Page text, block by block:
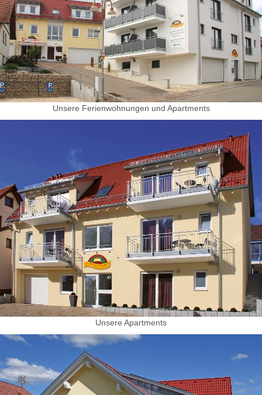
Unsere Ferienwohnungen und Apartments
Unsere Apartments